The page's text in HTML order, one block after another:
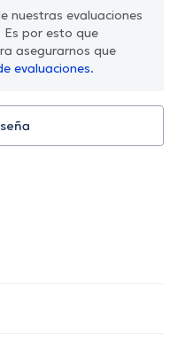
nuestras evaluaciones
por esto que
asegurarnos que
evaluaciones.